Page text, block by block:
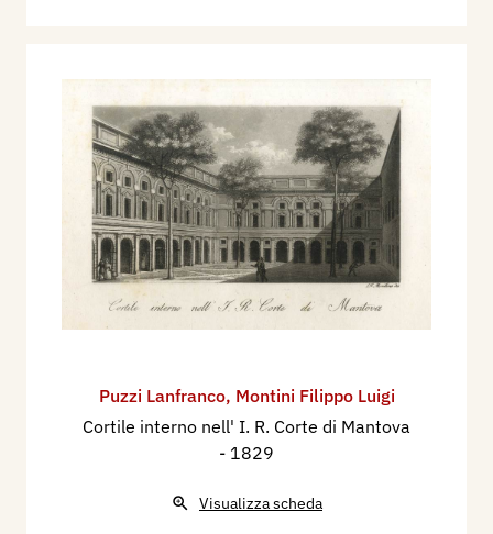
Puzzi Lanfranco, Montini Filippo Luigi
Cortile interno nell' I. R. Corte di Mantova
- 1829
Visualizza scheda